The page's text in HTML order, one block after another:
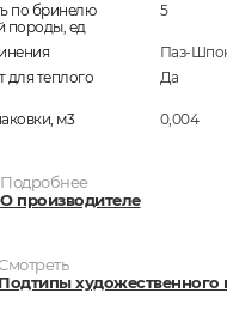
по бринелю
породы, ед
5
Паз-
для теплого
Да
м3 0,004
Подробнее
О производителе
Подтипы художественного